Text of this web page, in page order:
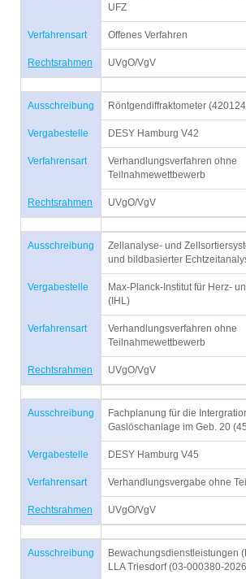
UFZ
Verfahrensart Offenes Verfahren
Rechtsrahmen UVgO/VgV
Ausschreibung Röntgendiffraktometer
Vergabestelle DESY Hamburg V42
Verfahrensart
Verhandlungsverfahren ohne
Teilnahmewettbewerb
Rechtsrahmen UVgO/VgV
Ausschreibung
Zellanalyse- und
und bildbasierter
Vergabestelle
Max-Planck-Institut für Herz-
(IHL)
Verfahrensart
Verhandlungsverfahren ohne
Teilnahmewettbewerb
Rechtsrahmen UVgO/VgV
Ausschreibung
Fachplanung für die
Gaslöschanlage im Geb. 20
Vergabestelle DESY Hamburg V45
Verfahrensart Verhandlungsvergabe ohne
Rechtsrahmen UVgO/VgV
Ausschreibung
Bewachungsdienstleistungen
LLA Triesdorf (03-000380-